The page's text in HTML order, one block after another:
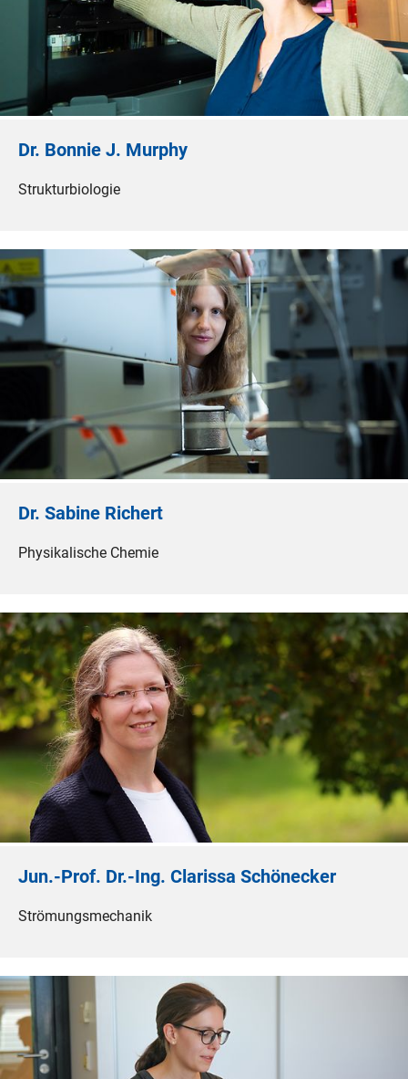
Dr. Bonnie J. Murphy
Strukturbiologie
Dr. Sabine Richert
Physikalische Chemie
Jun.-Prof. Dr.-Ing. Clarissa Schönecker
Strömungsmechanik